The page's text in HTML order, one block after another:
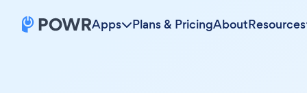
Apps Plans & PricingAboutResources